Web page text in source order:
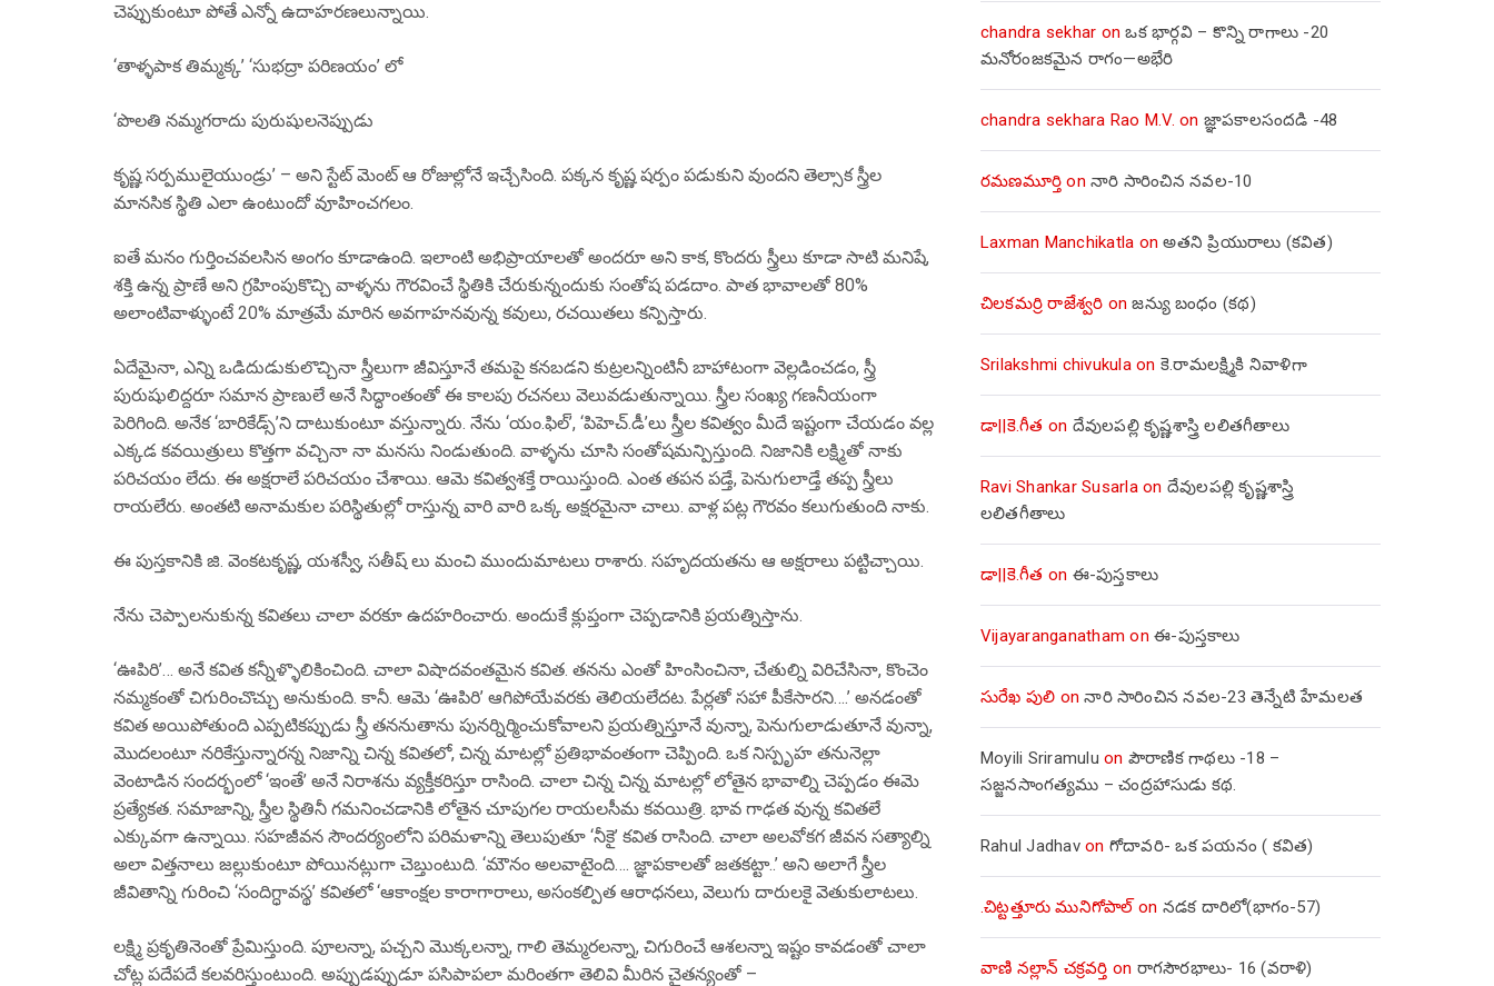
చెప్పుకుంటూ పోతే ఎన్నో ఉదాహరణలున్నాయి.
‘తాళ్ళపాక తిమ్మక్క’ ‘సుభద్రా పరిణయం’ లో
‘పొలతి నమ్మగరాదు పురుషులనెప్పుడు
కృష్ణ సర్పములైయుండ్రు’ – అని స్టేట్ మెంట్ ఆ రోజుల్లోనే ఇచ్చేసింది. పక్కన కృష్ణ షర్పం పడుకుని వుందని తెల్సాక స్త్రీల
మానసిక స్థితి ఎలా ఉంటుందో వూహించగలం.
ఐతే మనం గుర్తించవలసిన అంగం కూడాఉంది. ఇలాంటి అభిప్రాయాలతో అందరూ అని కాక, కొందరు స్త్రీలు కూడా సాటి మనిషే,
శక్తి ఉన్న ప్రాణే అని గ్రహింపుకొచ్చి వాళ్ళను గౌరవించే స్థితికి చేరుకున్నందుకు సంతోష పడదాం. పాత భావాలతో 80%
అలాంటివాళ్ళుంటే 20% మాత్రమే మారిన అవగాహనవున్న కవులు, రచయితలు కన్పిస్తారు.
ఏదేమైనా, ఎన్ని ఒడిదుడుకులొచ్చినా స్త్రీలుగా జీవిస్తూనే తమపై కనబడని కుట్రలన్నింటినీ బాహాటంగా వెల్లడించడం, స్త్రీ
పురుషులిద్దరూ సమాన ప్రాణులే అనే సిద్ధాంతంతో ఈ కాలపు రచనలు వెలువడుతున్నాయి. స్త్రీల సంఖ్య గణనీయంగా
పెరిగింది. అనేక ‘బారికేడ్స్’ని దాటుకుంటూ వస్తున్నారు. నేను ‘యం.ఫిల్’, ‘పిహెచ్.డీ’లు స్త్రీల కవిత్వం మీదే ఇష్టంగా చేయడం వల్ల
ఎక్కడ కవయిత్రులు కొత్తగా వచ్చినా నా మనసు నిండుతుంది. వాళ్ళను చూసి సంతోషమన్పిస్తుంది. నిజానికి లక్ష్మితో నాకు
పరిచయం లేదు. ఈ అక్షరాలే పరిచయం చేశాయి. ఆమె కవిత్వశక్తే రాయిస్తుంది. ఎంత తపన పడ్తే, పెనుగులాడ్తే తప్ప స్త్రీలు
రాయలేరు. అంతటి అనామకుల పరిస్థితుల్లో రాస్తున్న వారి వారి ఒక్క అక్షరమైనా చాలు. వాళ్ల పట్ల గౌరవం కలుగుతుంది నాకు.
ఈ పుస్తకానికి జి. వెంకటకృష్ణ, యశస్వీ, సతీష్ లు మంచి ముందుమాటలు రాశారు. సహృదయతను ఆ అక్షరాలు పట్టిచ్చాయి.
నేను చెప్పాలనుకున్న కవితలు చాలా వరకూ ఉదహరించారు. అందుకే క్లుప్తంగా చెప్పడానికి ప్రయత్నిస్తాను.
‘ఊపిరి’… అనే కవిత కన్నీళ్ళొలికించింది. చాలా విషాదవంతమైన కవిత. తనను ఎంతో హింసించినా, చేతుల్ని విరిచేసినా, కొంచెం
నమ్మకంతో చిగురించొచ్చు అనుకుంది. కానీ. ఆమె ‘ఊపిరి’ ఆగిపోయేవరకు తెలియలేదట. పేర్లతో సహా పీకేసారని….’ అనడంతో
కవిత అయిపోతుంది ఎప్పటికప్పుడు స్త్రీ తననుతాను పునర్నిర్మించుకోవాలని ప్రయత్నిస్తూనే వున్నా, పెనుగులాడుతూనే వున్నా,
మొదలంటూ నరికేస్తున్నారన్న నిజాన్ని చిన్న కవితలో, చిన్న మాటల్లో ప్రతిభావంతంగా చెప్పింది. ఒక నిస్పృహ తనునెల్లా
వెంటాడిన సందర్భంలో ‘ఇంతే’ అనే నిరాశను వ్యక్తీకరిస్తూ రాసింది. చాలా చిన్న చిన్న మాటల్లో లోతైన భావాల్ని చెప్పడం ఈమె
ప్రత్యేకత. సమాజాన్ని, స్త్రీల స్థితినీ గమనించడానికి లోతైన చూపుగల రాయలసీమ కవయిత్రి. భావ గాఢత వున్న కవితలే
ఎక్కువగా ఉన్నాయి. సహజీవన సౌందర్యంలోని పరిమళాన్ని తెలుపుతూ ‘నీకై’ కవిత రాసింది. చాలా అలవోకగ జీవన సత్యాల్ని
అలా విత్తనాలు జల్లుకుంటూ పోయినట్లుగా చెబ్తుంటుది. ‘మౌనం అలవాటైంది…. జ్ఞాపకాలతో జతకట్టా..’ అని అలాగే స్త్రీల
జీవితాన్ని గురించి ‘సందిగ్ధావస్థ’ కవితలో ‘ఆకాంక్షల కారాగారాలు, అసంకల్పిత ఆరాధనలు, వెలుగు దారులకై వెతుకులాటలు.
లక్ష్మి ప్రకృతినెంతో ప్రేమిస్తుంది. పూలన్నా, పచ్చని మొక్కలన్నా, గాలి తెమ్మరలన్నా, చిగురించే ఆశలన్నా ఇష్టం కావడంతో చాలా
చోట్ల పదేపదే కలవరిస్తుంటుంది. అప్పుడప్పుడూ పసిపాపలా మరింతగా తెలివి మీరిన చైతన్యంతో –
chandra sekhar onఒక భార్గవి – కొన్ని రాగాలు -20
మనోరంజకమైన రాగం—అభేరి
chandra sekhara Rao M.V. on జ్ఞాపకాలసందడి -48
రమణమూర్తి onనారి సారించిన నవల-10
Laxman Manchikatla onఅతని ప్రియురాలు (కవిత)
చిలకమర్రి రాజేశ్వరి onజన్యు బంధం (కథ)
Srilakshmi chivukulaon కె.రామలక్ష్మికి నివాళిగా
డా||కె.గీత on దేవులపల్లి కృష్ణశాస్త్రి లలితగీతాలు
Ravi Shankar Susarlaon దేవులపల్లి కృష్ణశాస్త్రి
లలితగీతాలు
డా||కె.గీత on ఈ-పుస్తకాలు
Vijayaranganatham onఈ-పుస్తకాలు
సురేఖ పులి onనారి సారించిన నవల-23 తెన్నేటి హేమలత
Moyili Sriramulu on పౌరాణిక గాథలు -18 –
సజ్జనసాంగత్యము – చంద్రహాసుడు కథ.
Rahul Jadhavon గోదావరి- ఒక పయనం ( కవిత)
.చిట్టత్తూరు మునిగోపాల్on నడక దారిలో(భాగం-57)
వాణి నల్లాన్ చక్రవర్తి on రాగసౌరభాలు- 16 (వరాళి)